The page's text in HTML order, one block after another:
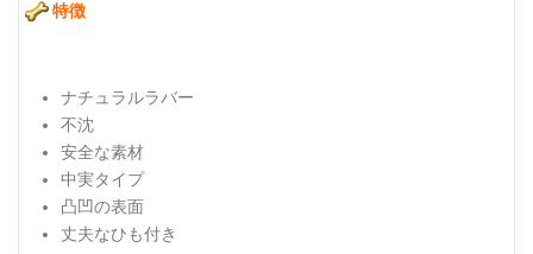
特徴
ナチュラルラバー
不沈
安全な素材
中実タイプ
凸凹の表面
丈夫なひも付き